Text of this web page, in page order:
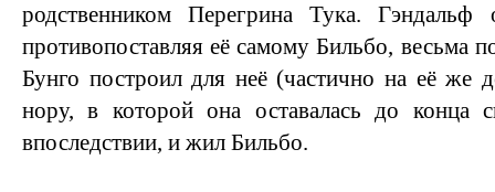
родственником Перегрина Тука.
противопоставляя её самому Бильбо, весьма
Бунго построил для неё (частично на её же
нору, в которой она оставалась до конца
впоследствии, и жил Бильбо.